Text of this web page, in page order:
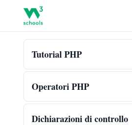
Tutorial PHP
Operatori PHP
Dichiarazioni di controllo